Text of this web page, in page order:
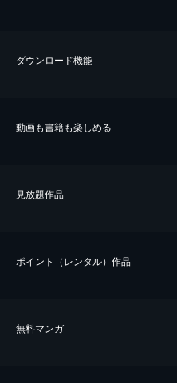
ダウンロード機能
動画も書籍も楽しめる
⾒放題作品
ポイント（レンタル）作品
無料マンガ